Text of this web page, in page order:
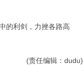
的利剑，力挫各路高
(责任编辑：dudu)